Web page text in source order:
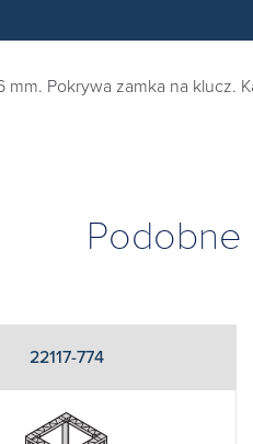
Pokrywa zamka na klucz.
Podobne
22117-774